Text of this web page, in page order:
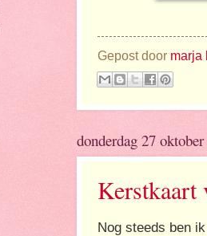
Gepost door marja
donderdag 27
Kerstkaart
Nog steeds ben